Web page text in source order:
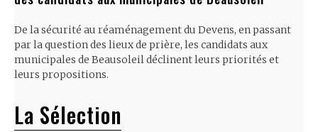
De la sécurité au réaménagement du Devens, en passant
par la question des lieux de prière, les candidats aux
municipales de Beausoleil déclinent leurs priorités et
leurs propositions.
La Sélection